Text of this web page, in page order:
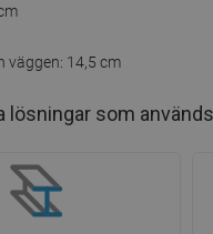
väggen: 14,5 cm
lösningar som